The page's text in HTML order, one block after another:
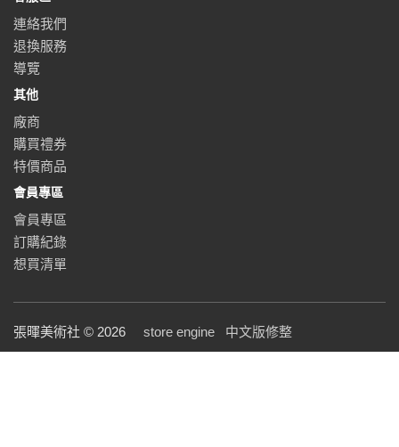
連絡我們
退換服務
導覽
其他
廠商
購買禮券
特價商品
會員專區
會員專區
訂購紀錄
想買清單
張暉美術社 © 2026 store engine 中文版修整